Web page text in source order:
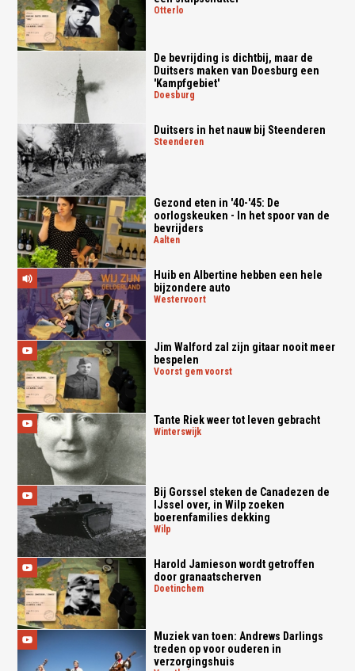
otterlo
De bevrijding is dichtbij, maar de
Duitsers maken van Doesburg een
'Kampfgebiet'
doesburg
Duitsers in het nauw bij Steenderen
steenderen
Gezond eten in '40-'45: De
oorlogskeuken - In het spoor van de
bevrijders
aalten
Huib en Albertine hebben een hele
bijzondere auto
westervoort
Jim Walford zal zijn gitaar nooit meer
bespelen
voorst gem voorst
Tante Riek weer tot leven gebracht
winterswijk
Bij Gorssel steken de Canadezen de
IJssel over, in Wilp zoeken
boerenfamilies dekking
wilp
Harold Jamieson wordt getroffen
door granaatscherven
doetinchem
Muziek van toen: Andrews Darlings
treden op voor ouderen in
verzorgingshuis